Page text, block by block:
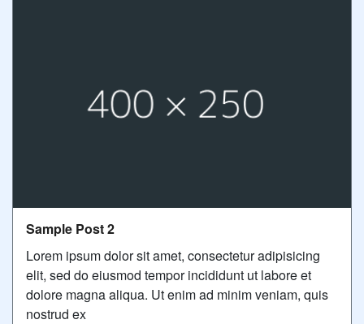
Sample Post 2
Lorem ipsum dolor sit amet, consectetur adipisicing
elit, sed do eiusmod tempor incididunt ut labore et
dolore magna aliqua. Ut enim ad minim veniam, quis
nostrud ex